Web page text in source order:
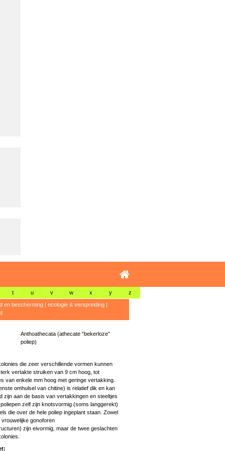
t u v w x y z
en bescherming| ecologie & verspreiding|
Anthoathecata (athecate “bekerloze”
poliep)
die zeer verschillende vormen kunnen
vertakte struiken van 9 cm hoog, tot
van enkele mm hoog met geringe vertakking.
omhulsel van chitine) is relatief dik en kan
zijn aan de basis van vertakkingen en steeltjes
zelf zijn knotsvormig (soms langgerekt)
die over de hele poliep ingeplant staan. Zowel
gonoforen
zijn eivormig, maar de twee geslachten